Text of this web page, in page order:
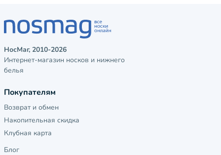
НосМаг, 2010-2026
Интернет-магазин носков и нижнего
белья
Покупателям
Возврат и обмен
Накопительная скидка
Клубная карта
Блог